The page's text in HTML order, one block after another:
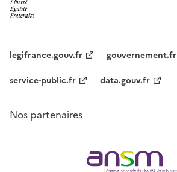
legifrance.gouv.fr
gouvernement.fr
service-public.fr
data.gouv.fr
Nos partenaires